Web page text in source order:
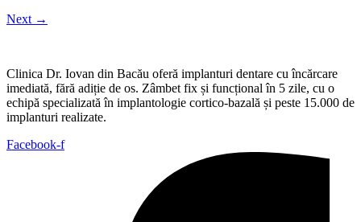
Next →
Clinica Dr. Iovan din Bacău oferă implanturi dentare cu încărcare
imediată, fără adiție de os. Zâmbet fix și funcțional în 5 zile, cu o
echipă specializată în implantologie cortico-bazală și peste 15.000 de
implanturi realizate.
Facebook-f